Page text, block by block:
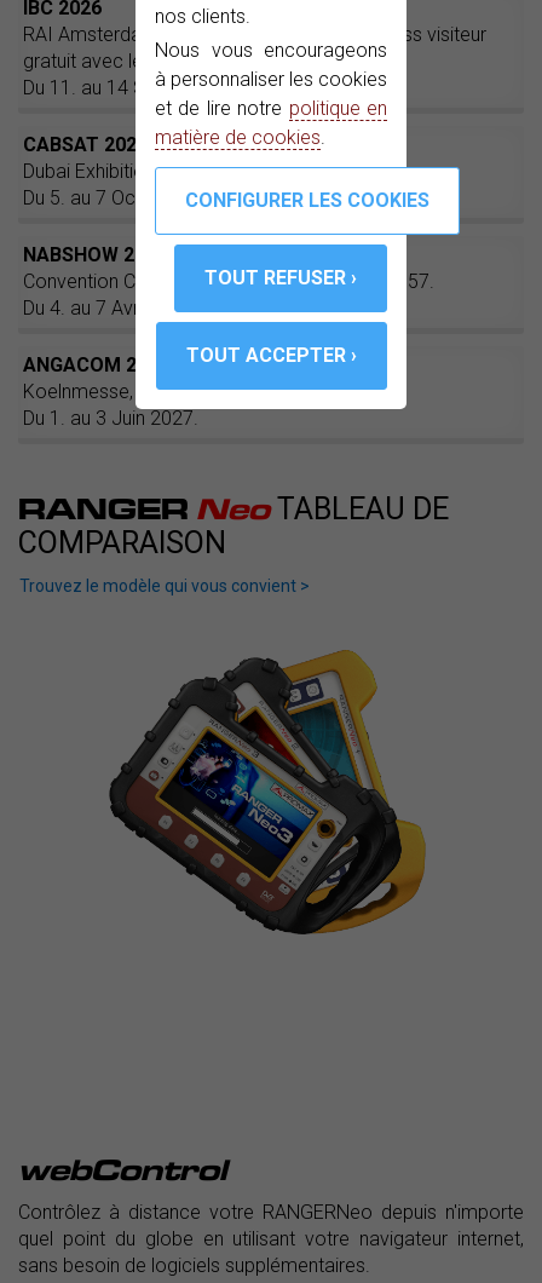
nos clients.
Nous vous encourageons
à personnaliser les cookies
et de lire notre politique en
matière de cookies
IBC 2026
RAI Amsterdam. Stand 8.F51. Obtenez un pass visiteur
gratuit avec le code PROMAX :IBC2868.
Du 11. au 14 Septembre 2026.
CABSAT 2026
Dubai Exhibition Center. Stand PD-12.
Du 5. au 7 Octobre 2026.
NABSHOW 2027
Convention Center, Las Vegas, NV. Booth C2357.
Du 4. au 7 Avril 2027.
ANGACOM 2027
Koelnmesse, Cologne..
Du 1. au 3 Juin 2027.
RANGER NeoTABLEAU DE
COMPARAISON
Trouvez le modèle qui vous convient >
webControl
Contrôlez à distance votre RANGERNeo depuis n'importe
quel point du globe en utilisant votre navigateur internet,
sans besoin de logiciels supplémentaires.